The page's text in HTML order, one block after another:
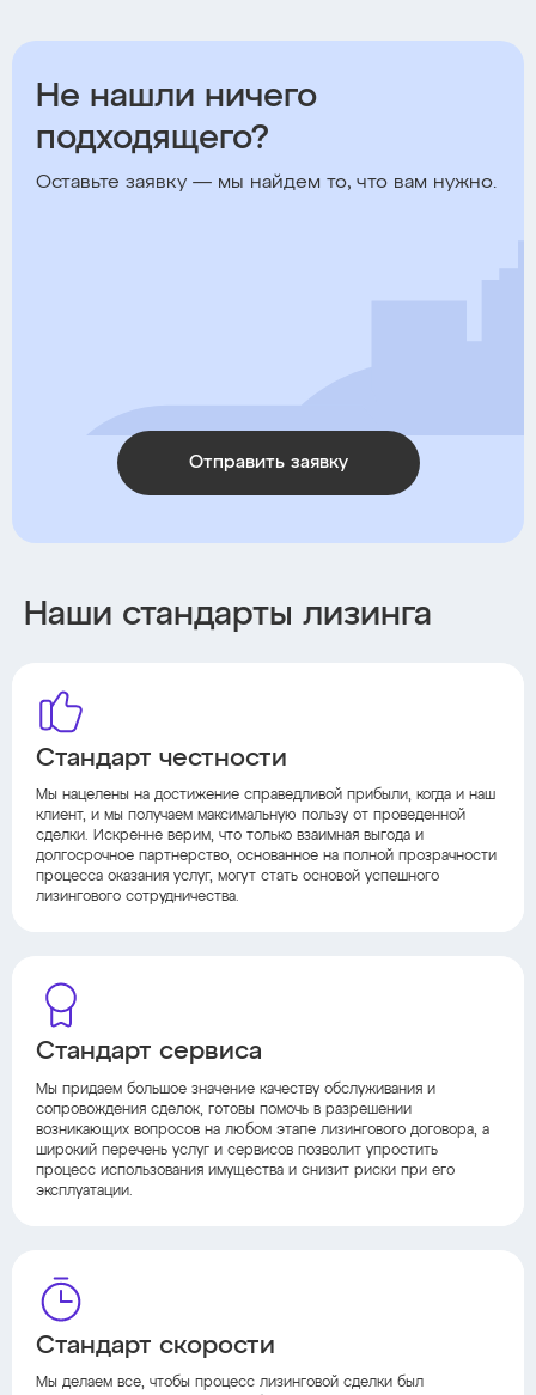
Не нашли ничего
подходящего?
Оставьте заявку — мы найдем то, что вам нужно.
Отправить заявку
Наши стандарты лизинга
Стандарт честности
Мы нацелены на достижение справедливой прибыли, когда и наш
клиент, и мы получаем максимальную пользу от проведенной
сделки. Искренне верим, что только взаимная выгода и
долгосрочное партнерство, основанное на полной прозрачности
процесса оказания услуг, могут стать основой успешного
лизингового сотрудничества.
Стандарт сервиса
Мы придаем большое значение качеству обслуживания и
сопровождения сделок, готовы помочь в разрешении
возникающих вопросов на любом этапе лизингового договора, а
широкий перечень услуг и сервисов позволит упростить
процесс использования имущества и снизит риски при его
эксплуатации.
Стандарт скорости
Мы делаем все, чтобы процесс лизинговой сделки был